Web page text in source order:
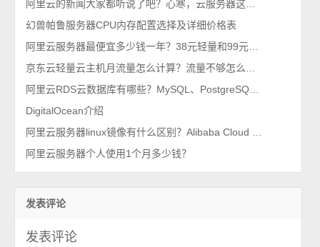
幻兽帕鲁服务器CPU内存配置选择及详细价格表
DigitalOcean介绍
阿里云服务器个人使用1个月多少钱？
发表评论
发表评论